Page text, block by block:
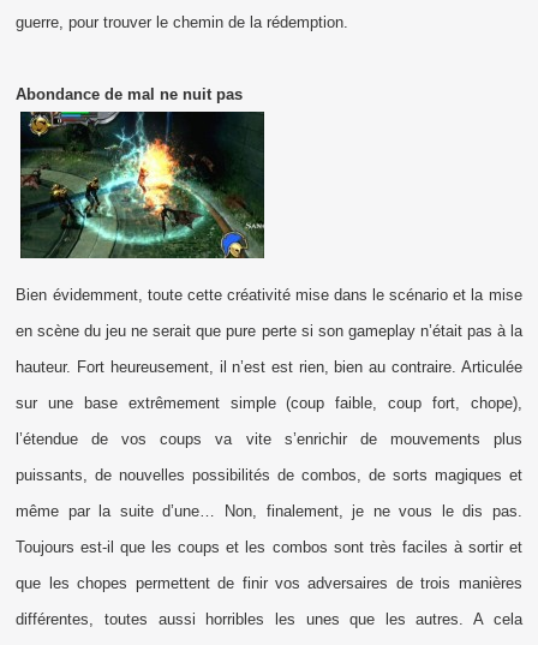
guerre, pour trouver le chemin de la rédemption.
Abondance de mal ne nuit pas
Bien évidemment, toute cette créativité mise dans le scénario et la mise
en scène du jeu ne serait que pure perte si son gameplay n’était pas à la
hauteur. Fort heureusement, il n’est est rien, bien au contraire. Articulée
sur une base extrêmement simple (coup faible, coup fort, chope),
l’étendue de vos coups va vite s’enrichir de mouvements plus
puissants, de nouvelles possibilités de combos, de sorts magiques et
même par la suite d’une… Non, finalement, je ne vous le dis pas.
Toujours est-il que les coups et les combos sont très faciles à sortir et
que les chopes permettent de finir vos adversaires de trois manières
différentes, toutes aussi horribles les unes que les autres. A cela